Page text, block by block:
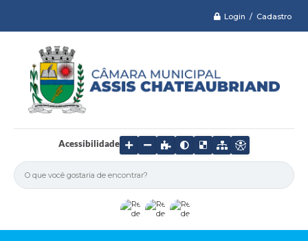
Login / Cadastro
Acessibilidade